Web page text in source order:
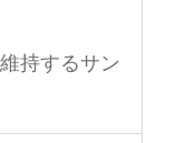
持するサン